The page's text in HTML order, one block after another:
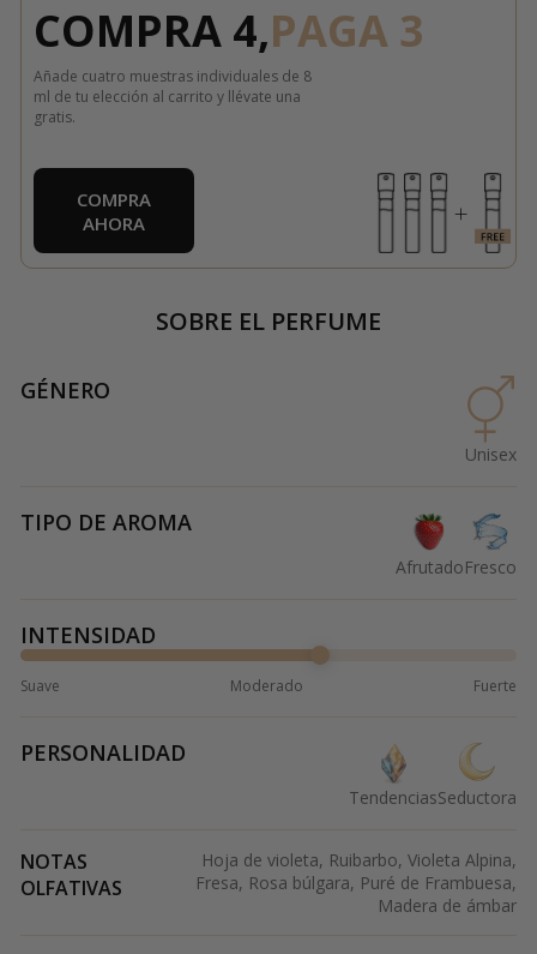
COMPRA 4,PAGA 3
Añade cuatro muestras individuales de 8
ml de tu elección al carrito y llévate una
gratis.
COMPRA
AHORA
SOBRE EL PERFUME
GÉNERO
Unisex
TIPO DE AROMA
AfrutadoFresco
INTENSIDAD
Suave Moderado Fuerte
PERSONALIDAD
TendenciasSeductora
NOTAS
OLFATIVAS
Hoja de violeta, Ruibarbo, Violeta Alpina,
Fresa, Rosa búlgara, Puré de Frambuesa,
Madera de ámbar